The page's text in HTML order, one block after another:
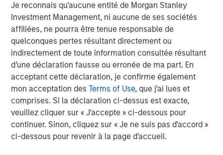
Je reconnais qu'aucune entité de Morgan Stanley
Investment Management, ni aucune de ses sociétés
affiliées, ne pourra être tenue responsable de
quelconques pertes résultant directement ou
indirectement de toute information consultée résultant
d’une déclaration fausse ou erronée de ma part. En
acceptant cette déclaration, je confirme également
mon acceptation desTerms of Use, que j'ai lues et
comprises. Si la déclaration ci-dessus est exacte,
veuillez cliquer sur « J'accepte » ci-dessous pour
continuer. Sinon, cliquez sur « Je ne suis pas d'accord »
ci-dessous pour revenir à la page d'accueil.
offer attractive relative value, supported by a
25% repricing, durable income streams, and
constrained supply. In this environment,
diversified portfolios and selective asset-level
investing remain critical.
7 AOÛT 2026
RISK CONSIDERATIONS